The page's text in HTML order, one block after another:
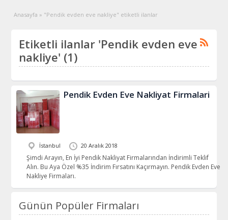
Anasayfa » "Pendik evden eve nakliye" etiketli ilanlar
Etiketli ilanlar 'Pendik evden eve
nakliye' (1)
Pendik Evden Eve Nakliyat Firmalari
İstanbul 20 Aralık 2018
Şimdi Arayın, En İyi Pendik Nakliyat Firmalarından İndirimli Teklif
Alın. Bu Aya Özel %35 İndirim Fırsatını Kaçırmayın. Pendik Evden Eve
Nakliye Firmaları.
Günün Popüler Firmaları